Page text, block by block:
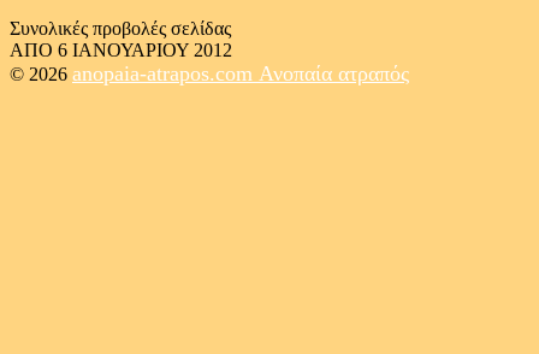
Συνολικές προβολές σελίδας
ΑΠΟ 6 ΙΑΝΟΥΑΡΙΟΥ 2012
© 2026 anopaia-atrapos.com Ανοπαία ατραπός